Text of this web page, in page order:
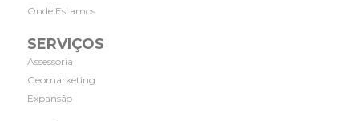
Onde Estamos
SERVIÇOS
Assessoria
Geomarketing
Expansão